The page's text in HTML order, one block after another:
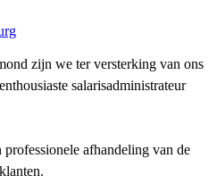
zijn we ter versterking van ons
salarisadministrateur
afhandeling van de